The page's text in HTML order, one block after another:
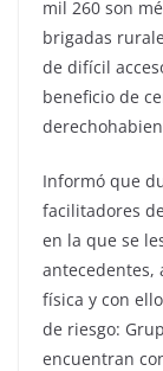
mil 260 son
brigadas
de difícil
beneficio de
Informó que
facilitadores
en la que se
antecedentes,
física y con
de riesgo:
encuentran